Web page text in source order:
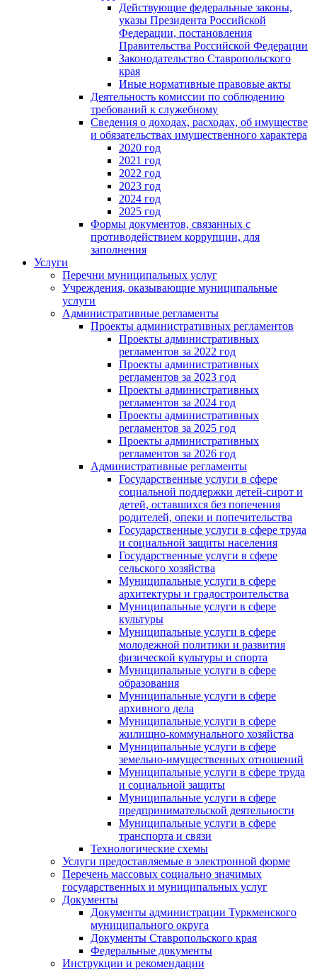
Действующие федеральные законы,
указы Президента Российской
Федерации, постановления
Правительства Российской Федерации
Законодательство Ставропольского
края
Иные нормативные правовые акты
Деятельность комиссии по соблюдению
требований к служебному
Сведения о доходах, расходах, об имуществе
и обязательствах имущественного характера
2020 год
2021 год
2022 год
2023 год
2024 год
2025 год
Формы документов, связанных с
противодействием коррупции, для
заполнения
Услуги
Перечни муниципальных услуг
Учреждения, оказывающие муниципальные
услуги
Административные регламенты
Проекты административных регламентов
Проекты административных
регламентов за 2022 год
Проекты административных
регламентов за 2023 год
Проекты административных
регламентов за 2024 год
Проекты административных
регламентов за 2025 год
Проекты административных
регламентов за 2026 год
Административные регламенты
Государственные услуги в сфере
социальной поддержки детей-сирот и
детей, оставшихся без попечения
родителей, опеки и попечительства
Государственные услуги в сфере труда
и социальной защиты населения
Государственные услуги в сфере
сельского хозяйства
Муниципальные услуги в сфере
архитектуры и градостроительства
Муниципальные услуги в сфере
культуры
Муниципальные услуги в сфере
молодежной политики и развития
физической культуры и спорта
Муниципальные услуги в сфере
образования
Муниципальные услуги в сфере
архивного дела
Муниципальные услуги в сфере
жилищно-коммунального хозяйства
Муниципальные услуги в сфере
земельно-имущественных отношений
Муниципальные услуги в сфере труда
и социальной защиты
Муниципальные услуги в сфере
предпринимательской деятельности
Муниципальные услуги в сфере
транспорта и связи
Технологические схемы
Услуги предоставляемые в электронной форме
Перечень массовых социально значимых
государственных и муниципальных услуг
Документы
Документы администрации Туркменского
муниципального округа
Документы Ставропольского края
Федеральные документы
Инструкции и рекомендации